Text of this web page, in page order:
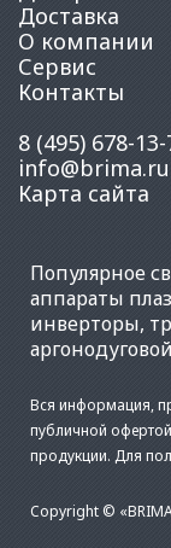
Доставка
О компании
Сервис
Контакты
8 (495) 678-
info@brima.ru
Карта сайта
Популярное
аппараты
инверторы,
Вся информация,
публичной
продукции. Для
Copyright ©